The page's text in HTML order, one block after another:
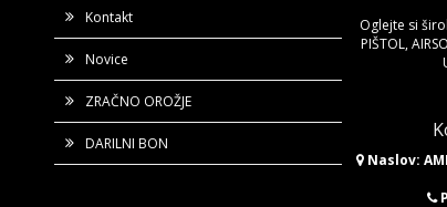
Kontakt
Novice
ZRAČNO OROŽJE
DARILNI BON
Oglejte si
PIŠTOL,
Naslov: